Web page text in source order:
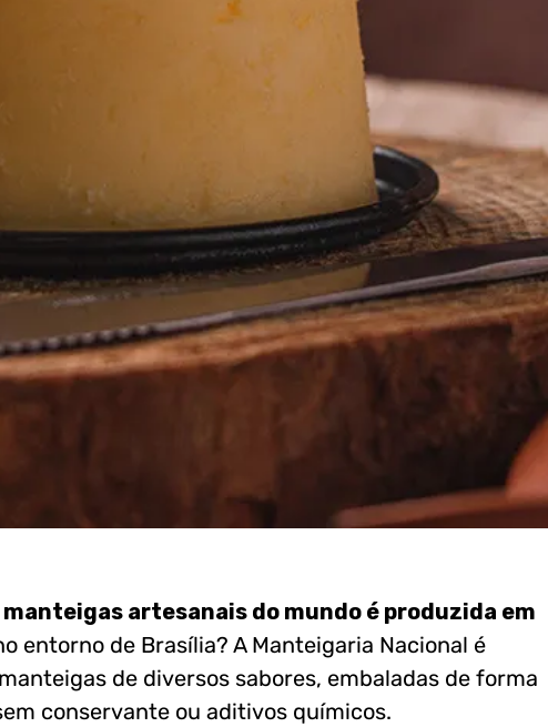
artesanais do mundo é produzida em
entorno de Brasília? A Manteigaria Nacional é
de diversos sabores, embaladas de forma
conservante ou aditivos químicos.